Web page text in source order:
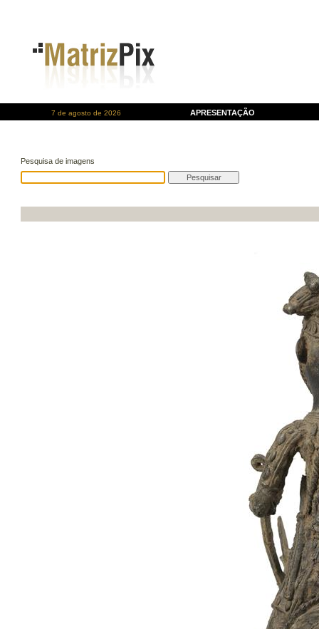
7 de agosto de 2026 APRESENTAÇÃO
Pesquisa de imagens